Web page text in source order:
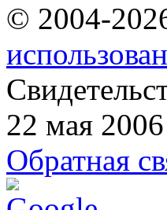
© 2004-
22 мая 2006
Обратная